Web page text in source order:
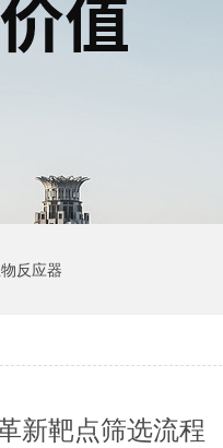
反应器
新靶点筛选流程